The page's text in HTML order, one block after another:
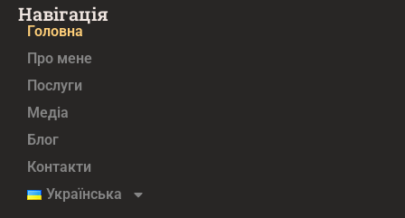
Навігація
Головна
Про мене
Послуги
Медiа
Блог
Контакти
Українська